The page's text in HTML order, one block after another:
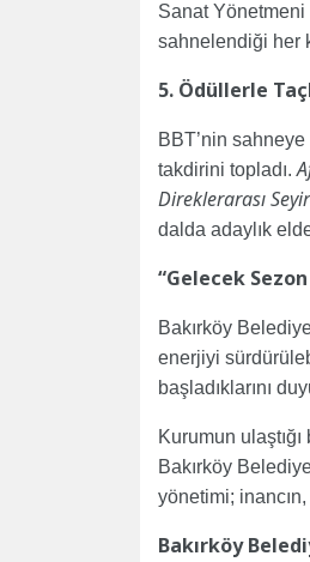
Sanat Yönetmeni
sahnelendiği her
5. Ödüllerle
BBT’nin
takdirini topladı.
Direklerarası
dalda adaylık
“Gelecek Sezon
Bakırköy
enerjiyi
başladıklarını
Kurumun
Bakırköy
yönetimi; inancın,
Bakırköy